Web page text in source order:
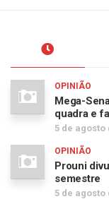
OPINIÃO
Mega-
quadra e
5 de agosto
OPINIÃO
Prouni
semestre
5 de agosto